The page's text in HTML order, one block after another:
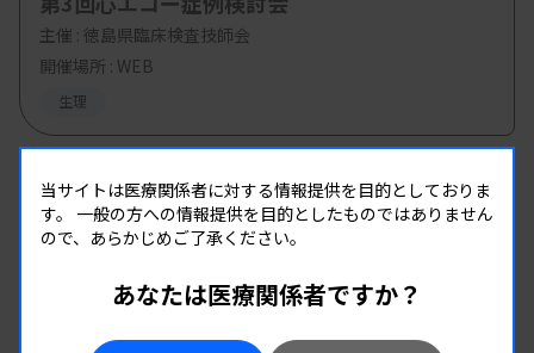
主催 : 徳島県臨床検査技師会
開催場所 : WEB
生理
2026. 08.18（火）-2026.08.18（火）
第1回 生物化学分析研究班研修会
開催場所 : WEB
当サイトは医療関係者に対する情報提供を目的としておりま
す。 一般の方への情報提供を目的としたものではありません
ので、あらかじめご了承ください。
あなたは医療関係者ですか？